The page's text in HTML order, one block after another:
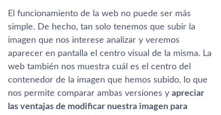
El funcionamiento de la web no puede ser más
simple. De hecho, tan solo tenemos que subir la
imagen que nos interese analizar y veremos
aparecer en pantalla el centro visual de la misma. La
web también nos muestra cuál es el centro del
contenedor de la imagen que hemos subido, lo que
nos permite comparar ambas versiones y apreciar
las ventajas de modificar nuestra imagen para